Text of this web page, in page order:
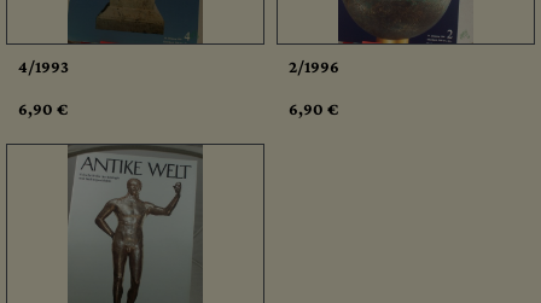
4/1993
6,90 €
2/1996
6,90 €